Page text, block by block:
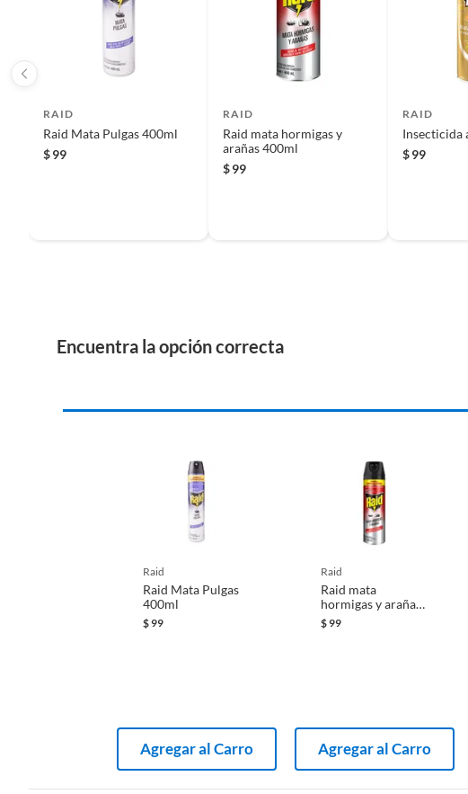
Raid Casa y Jardín 400 ml es un insecticida en aerosol con base agua
libres de plagas. Su presentación en lata de 400 ml te permitirá cubrir
ideal para eliminar insectos como hormigas, arañas, moscas y
enfermedades como Zika, Dengue y Chikungunya.
Complementa tu compra con productos
Iniciaremos el reembolso de tu dinero cuando recibamos el producto.
RAID
Raid Mata Pulgas 400ml
$99
RAID
Raid mata hormigas y
arañas 400ml
$99
RAID
Insecticida
$99
Encuentra la opción correcta
raid
Raid Mata Pulgas
400ml
$99
Agregar al Carro
raid
Raid mata
hormigas y arañas
400ml
$99
Agregar al Carro